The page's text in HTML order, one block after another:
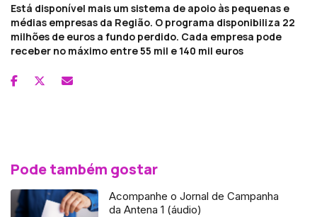
Está disponível mais um sistema de apoio às pequenas e
médias empresas da Região. O programa disponibiliza 22
milhões de euros a fundo perdido. Cada empresa pode
receber no máximo entre 55 mil e 140 mil euros
Pode também gostar
Acompanhe o Jornal de Campanha
da Antena 1 (áudio)